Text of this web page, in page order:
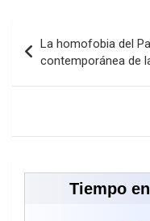
de
entradas
La homofobia del
contemporánea de
Tiempo